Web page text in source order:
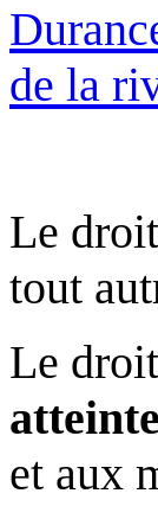
de la
Le
tout
Le
et aux